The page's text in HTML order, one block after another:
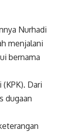
Nurhadi
menjalani
bernama
Dari
dugaan